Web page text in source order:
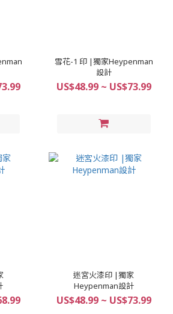
雪花-1 印 |獨家Heypenman
設計
US$48.99 ~ US$73.99
迷宮火漆印 |獨家
Heypenman設計
US$48.99 ~ US$73.99